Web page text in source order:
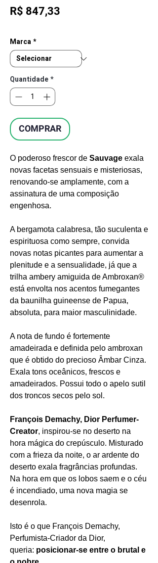
R$ 847,33
Marca*
Quantidade*
COMPRAR
O poderoso frescor de Sauvage exala
novas facetas sensuais e misteriosas,
renovando-se amplamente, com a
assinatura de uma composição
engenhosa.
A bergamota calabresa, tão suculenta e
espirituosa como sempre, convida
novas notas picantes para aumentar a
plenitude e a sensualidade, já que a
trilha ambery amiguida de Ambroxan®
está envolta nos acentos fumegantes
da baunilha guineense de Papua,
absoluta, para maior masculinidade.
A nota de fundo é fortemente
amadeirada e definida pelo ambroxan
que é obtido do precioso Âmbar Cinza.
Exala tons oceânicos, frescos e
amadeirados. Possui todo o apelo sutil
dos troncos secos pelo sol.
François Demachy, Dior Perfumer-
Creator, inspirou-se no deserto na
hora mágica do crepúsculo. Misturado
com a frieza da noite, o ar ardente do
deserto exala fragrâncias profundas.
Na hora em que os lobos saem e o céu
é incendiado, uma nova magia se
desenrola.
Isto é o que François Demachy,
Perfumista-Criador da Dior,
queria: posicionar-se entre o brutal e